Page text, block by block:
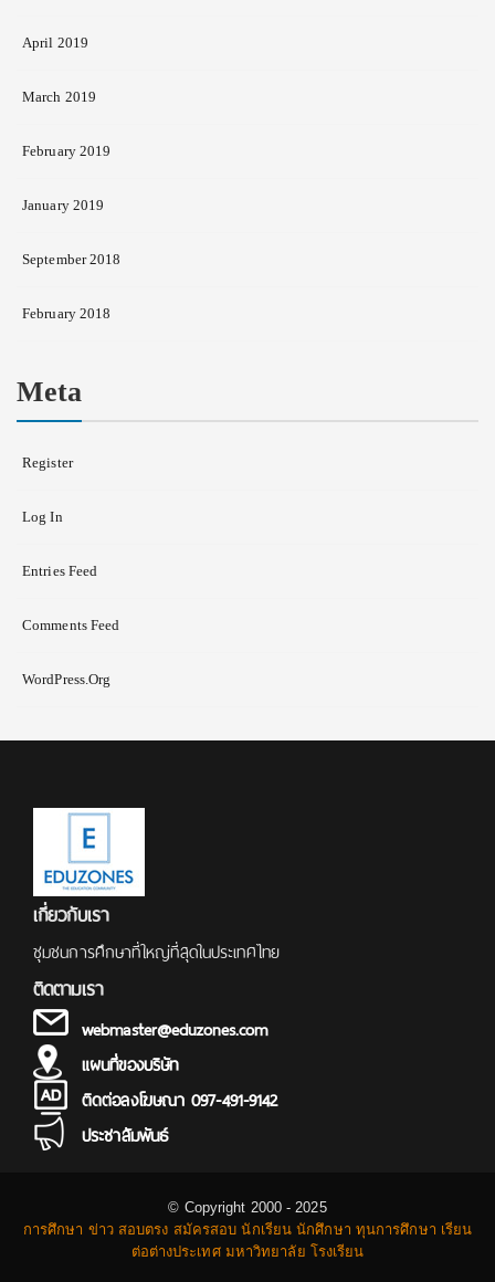
April 2019
March 2019
February 2019
January 2019
September 2018
February 2018
Meta
Register
Log In
Entries Feed
Comments Feed
WordPress.org
เกี่ยวกับเรา
ชุมชนการศึกษาที่ใหญ่ที่สุดในประเทศไทย
ติดตามเรา
webmaster@eduzones.com
แผนที่ของบริษัท
ติดต่อลงโฆษณา 097-491-9142
ประชาสัมพันธ์
© Copyright 2000 - 2025
การศึกษา ข่าว สอบตรง สมัครสอบ นักเรียน นักศึกษา ทุนการศึกษา เรียน
ต่อต่างประเทศ มหาวิทยาลัย โรงเรียน